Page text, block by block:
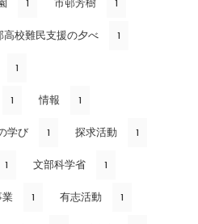
1 1
高校難民支援の夕べ 1
1
1 情報 1
学び 1 探求活動 1
1 文部科学省 1
業 1 有志活動 1